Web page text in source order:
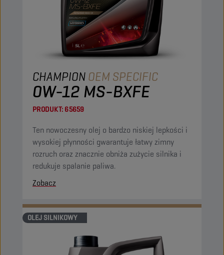
CHAMPIONOEM SPECIFIC
0W-12 MS-BXFE
PRODUKT: 65659
Ten nowoczesny olej o bardzo niskiej lepkości i
wysokiej płynności gwarantuje łatwy zimny
rozruch oraz znacznie obniża zużycie silnika i
redukuje spalanie paliwa.
Zobacz
OLEJ SILNIKOWY